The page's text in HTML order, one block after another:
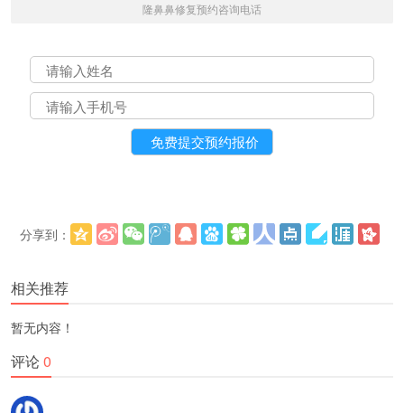
隆鼻鼻修复预约咨询电话
分享到：
相关推荐
暂无内容！
评论0